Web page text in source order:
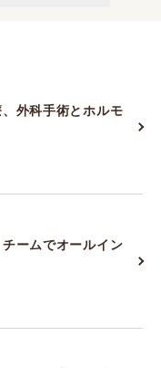
外科手術とホルモ
ームでオールイン